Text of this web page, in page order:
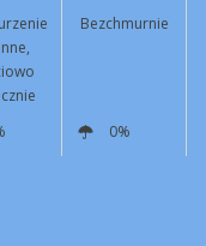
Bezchmurnie
0%